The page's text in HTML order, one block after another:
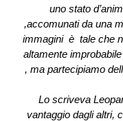
uno stato
,accomunati da una
immagini è tale che
altamente
, ma partecipiamo
Lo scriveva
vantaggio dagli altri,